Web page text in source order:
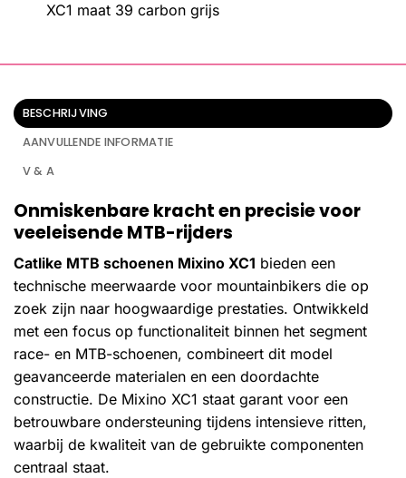
XC1 maat 39 carbon grijs
BESCHRIJVING
AANVULLENDE INFORMATIE
V & A
Onmiskenbare kracht en precisie voor
veeleisende MTB-rijders
Catlike MTB schoenen Mixino XC1 bieden een
technische meerwaarde voor mountainbikers die op
zoek zijn naar hoogwaardige prestaties. Ontwikkeld
met een focus op functionaliteit binnen het segment
race- en MTB-schoenen, combineert dit model
geavanceerde materialen en een doordachte
constructie. De Mixino XC1 staat garant voor een
betrouwbare ondersteuning tijdens intensieve ritten,
waarbij de kwaliteit van de gebruikte componenten
centraal staat.